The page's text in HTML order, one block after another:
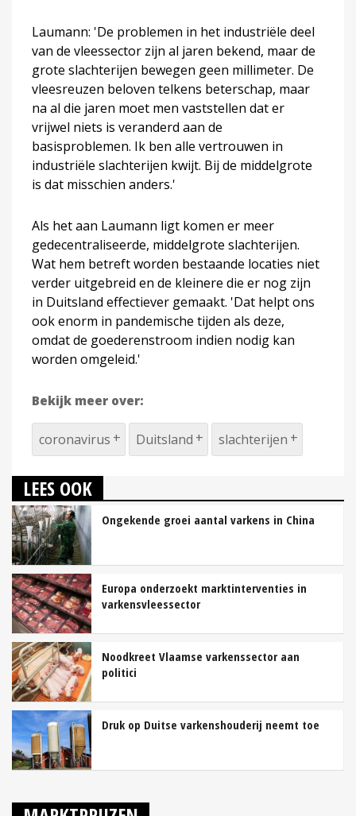
Laumann: 'De problemen in het industriële deel
van de vleessector zijn al jaren bekend, maar de
grote slachterijen bewegen geen millimeter. De
vleesreuzen beloven telkens beterschap, maar
na al die jaren moet men vaststellen dat er
vrijwel niets is veranderd aan de
basisproblemen. Ik ben alle vertrouwen in
industriële slachterijen kwijt. Bij de middelgrote
is dat misschien anders.'
Als het aan Laumann ligt komen er meer
gedecentraliseerde, middelgrote slachterijen.
Wat hem betreft worden bestaande locaties niet
verder uitgebreid en de kleinere die er nog zijn
in Duitsland effectiever gemaakt. 'Dat helpt ons
ook enorm in pandemische tijden als deze,
omdat de goederenstroom indien nodig kan
worden omgeleid.'
Bekijk meer over:
coronavirus Duitsland slachterijen
LEES OOK
Ongekende groei aantal varkens in China
Europa onderzoekt marktinterventies in
varkensvleessector
Noodkreet Vlaamse varkenssector aan
politici
Druk op Duitse varkenshouderij neemt toe